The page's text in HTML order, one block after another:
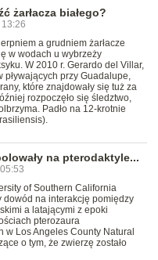
żarłacza białego?
a grudniem żarłacze
w wodach u wybrzeży
W 2010 r. Gerardo del Villar,
pływających przy Guadalupe,
które znajdowały się tuż za
rozpoczęło się śledztwo,
Padło na 12-krotnie
na pterodaktyle...
of Southern California
dowód na interakcję pomiędzy
a latającymi z epoki
pterozaura
w Los Angeles County Natural
o tym, że zwierzę zostało